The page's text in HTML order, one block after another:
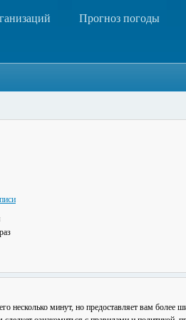
Прогноз погоды
несколько минут, но предоставляет вам